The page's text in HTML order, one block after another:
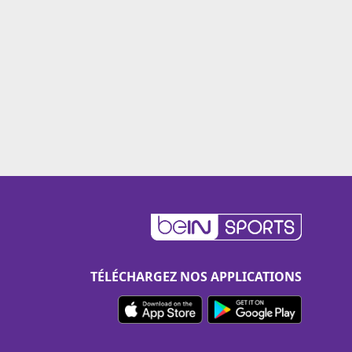
TÉLÉCHARGEZ NOS APPLICATIONS